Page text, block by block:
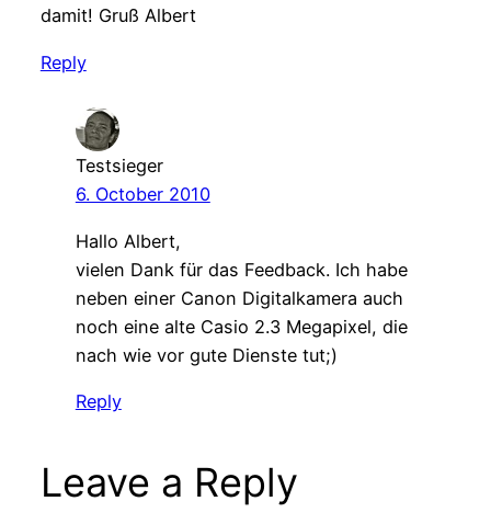
damit! Gruß Albert
Reply
Testsieger
6. October 2010
Hallo Albert,
vielen Dank für das Feedback. Ich habe
neben einer Canon Digitalkamera auch
noch eine alte Casio 2.3 Megapixel, die
nach wie vor gute Dienste tut;)
Reply
Leave a Reply